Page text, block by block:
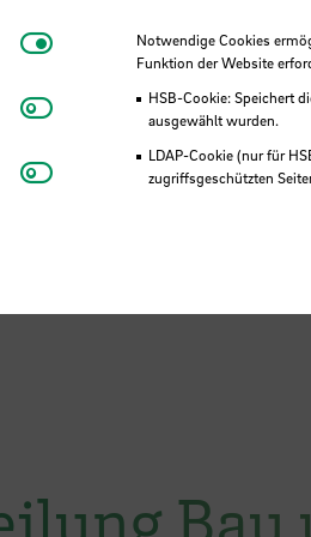
Bau
Notwendige Cookies
Notwendige Cookies
Funktion der Website
HSB-Cookie: Speichert
ausgewählt wurden.
LDAP-Cookie (nur für
zugriffsgeschützten
Matomo
Youtube